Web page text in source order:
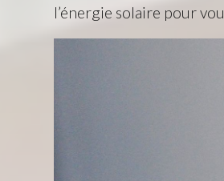
l’énergie solaire pour